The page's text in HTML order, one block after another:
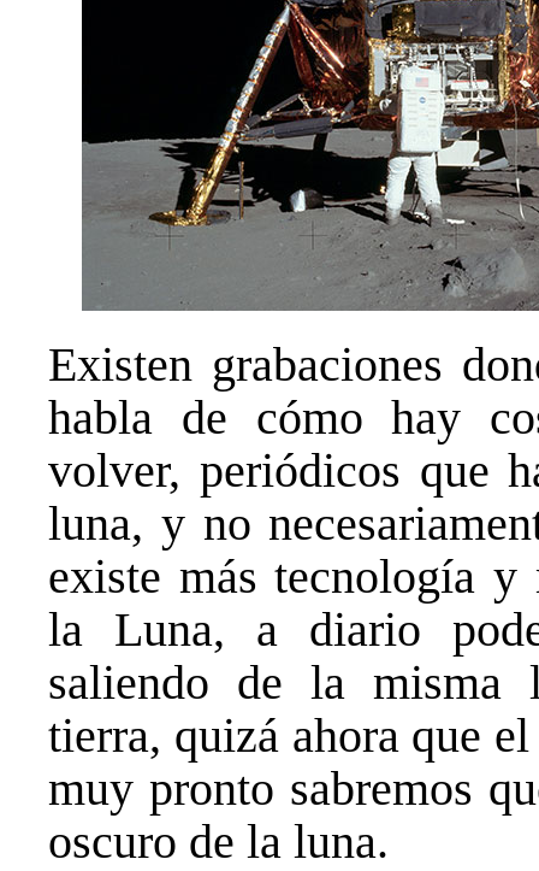
Existen grabaciones
habla de cómo hay
volver, periódicos que
luna, y no
existe más tecnología y
la Luna, a diario
saliendo de la misma
tierra, quizá ahora que
muy pronto sabremos
oscuro de la luna.